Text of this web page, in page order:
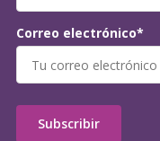
Correo electrónico*
Subscribir